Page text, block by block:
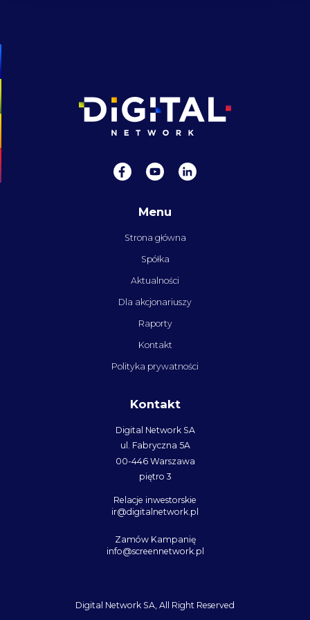
Menu
Strona główna
Spółka
Aktualności
Dla akcjonariuszy
Raporty
Kontakt
Polityka prywatności
Kontakt
Digital Network SA
ul. Fabryczna 5A
00-446 Warszawa
piętro 3
Relacje inwestorskie
ir@digitalnetwork.pl
Zamów Kampanię
info@screennetwork.pl
Digital Network SA, All Right Reserved